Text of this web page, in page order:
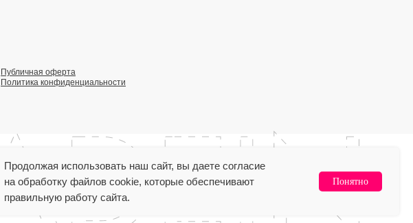
Продолжая использовать наш сайт, вы даете согласие
на обработку файлов cookie, которые обеспечивают
правильную работу сайта.
Понятно
Политика конфиденциальности
Публичная оферта